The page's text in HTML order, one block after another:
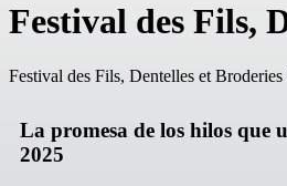
Festival des Fils,
Festival des Fils, Dentelles et Broderies
La promesa de los hilos que
2025